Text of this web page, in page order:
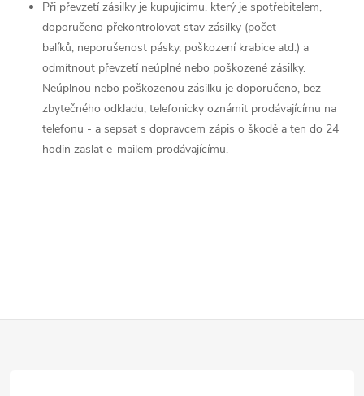
Při převzetí zásilky je kupujícímu, který je spotřebitelem,
doporučeno překontrolovat stav zásilky (počet
balíků, neporušenost pásky, poškození krabice atd.) a
odmítnout převzetí neúplné nebo poškozené zásilky.
Neúplnou nebo poškozenou zásilku je doporučeno, bez
zbytečného odkladu, telefonicky oznámit prodávajícímu na
telefonu - a sepsat s dopravcem zápis o škodě a ten do 24
hodin zaslat e-mailem prodávajícímu.